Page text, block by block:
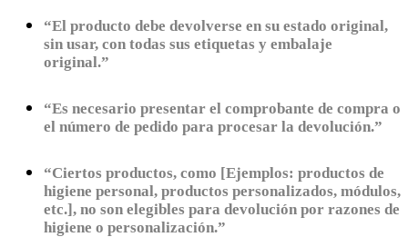
“El producto debe devolverse en su estado original,
sin usar, con todas sus etiquetas y embalaje
original.”
“Es necesario presentar el comprobante de compra o
el número de pedido para procesar la devolución.”
“Ciertos productos, como [Ejemplos: productos de
higiene personal, productos personalizados, módulos,
etc.], no son elegibles para devolución por razones de
higiene o personalización.”